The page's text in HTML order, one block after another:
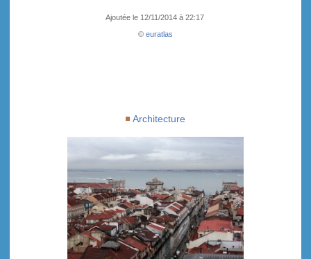
Ajoutée le 12/11/2014 à 22:17
© euratlas
Architecture